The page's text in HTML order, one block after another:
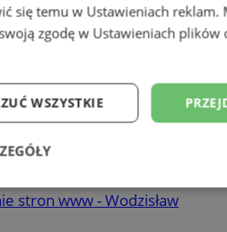
w Wodzisławiu
stron www - Wodzisław
się temu w Ustawieniach reklam.
zgodę w Ustawieniach plików
WSZYSTKIE
Wydajność